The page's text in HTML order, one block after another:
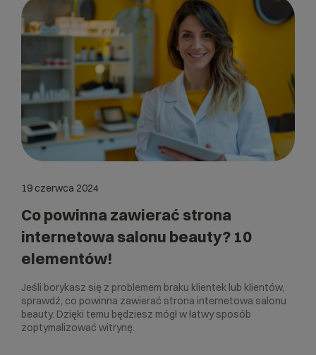
19 czerwca 2024
Co powinna zawierać strona
internetowa salonu beauty? 10
elementów!
Jeśli borykasz się z problemem braku klientek lub klientów,
sprawdź, co powinna zawierać strona internetowa salonu
beauty. Dzięki temu będziesz mógł w łatwy sposób
zoptymalizować witrynę.